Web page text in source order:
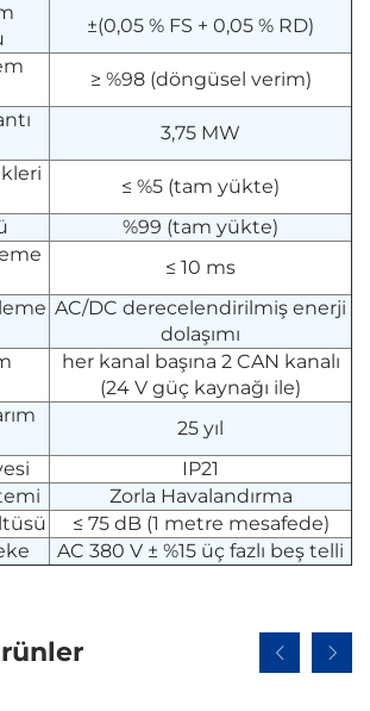
±(0,05 % FS + 0,05 % RD)
≥ %98 (döngüsel verim)
3,75 MW
≤ %5 (tam yükte)
%99 (tam yükte)
≤ 10 ms
AC/DC derecelendirilmiş enerji
dolaşımı
her kanal başına 2 CAN kanalı
(24 V güç kaynağı ile)
25 yıl
IP21
Zorla Havalandırma
≤ 75 dB (1 metre mesafede)
AC 380 V ± %15 üç fazlı beş telli